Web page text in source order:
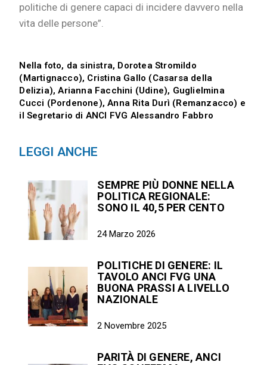
politiche di genere capaci di incidere davvero nella
vita delle persone”.
Nella foto, da sinistra, Dorotea Stromildo
(Martignacco), Cristina Gallo (Casarsa della
Delizia), Arianna Facchini (Udine), Guglielmina
Cucci (Pordenone), Anna Rita Durì (Remanzacco) e
il Segretario di ANCI FVG Alessandro Fabbro
LEGGI ANCHE
SEMPRE PIÙ DONNE NELLA
POLITICA REGIONALE:
SONO IL 40,5 PER CENTO
24 Marzo 2026
POLITICHE DI GENERE: IL
TAVOLO ANCI FVG UNA
BUONA PRASSI A LIVELLO
NAZIONALE
2 Novembre 2025
PARITÀ DI GENERE, ANCI